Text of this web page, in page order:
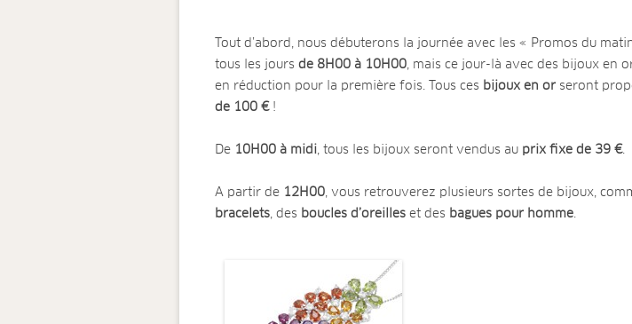
Tout d’abord, nous débuterons la journée avec les « Promos du
tous les jours de 8H00 à 10H00 , mais ce jour-là avec des bijoux en
en réduction pour la première fois. Tous ces bijoux en or seront
de 100 €!
De 10H00 à midi , tous les bijoux seront vendus au prix fixe de 39 €.
A partir de 12H00 , vous retrouverez plusieurs sortes de bijoux,
bracelets , des boucles d’oreilles et des bagues pour homme